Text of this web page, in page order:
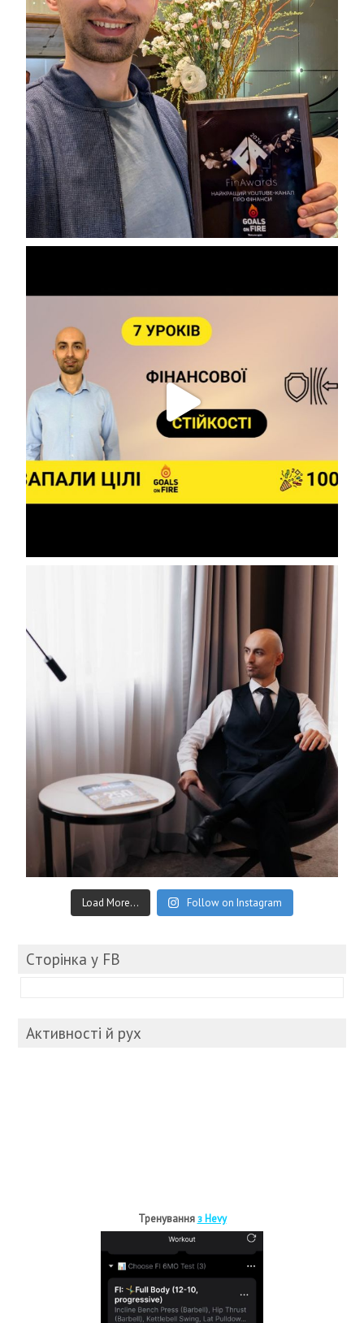
Load More... Follow on Instagram
Cторінка у FB
Активності й рух
Тренуванняз Hevy